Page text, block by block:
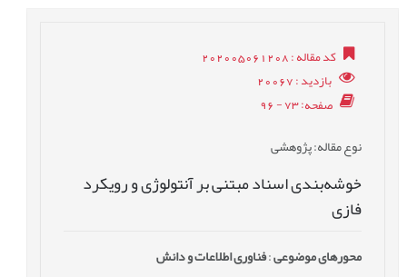
کد مقاله: 202005061208
بازدید: 20067
صفحه: 73 - 96
نوع مقاله: پژوهشی
خوشه‌بندی اسناد مبتنی بر آنتولوژی و رویکرد
فازی
محورهای موضوعی:فناوری اطلاعات و دانش